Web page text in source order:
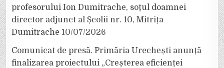
profesorului Ion Dumitrache, soțul doamnei
director adjunct al Școlii nr. 10, Mitrița
Dumitrache 10/07/2026
Comunicat de presă. Primăria Urechești anunță
finalizarea proiectului „Creșterea eficienței